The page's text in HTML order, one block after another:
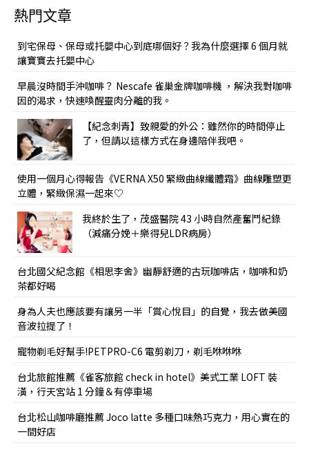
熱門文章
到宅保母、保母或托嬰中心到底哪個好？我為什麼選擇 6 個月就
讓寶寶去托嬰中心
早晨沒時間手沖咖啡？ Nescafe 雀巢金牌咖啡機 ，解決我對咖啡
因的渴求，快速喚醒靈肉分離的我。
【紀念刺青】致親愛的外公：雖然你的時間停止
了，但請以這樣方式在身邊陪伴我吧。
使用一個月心得報告《VERNA X50 緊緻曲線纖體霜》曲線雕塑更
立體，緊緻保濕一起來♡
我終於生了，茂盛醫院 43 小時自然產奮鬥紀錄
（減痛分娩＋樂得兒LDR病房）
台北國父紀念館《相思李舍》幽靜舒適的古玩咖啡店，咖啡和奶
茶都好喝
身為人夫也應該要有讓另一半「賞心悅目」的自覺，我去做美國
音波拉提了！
寵物剃毛好幫手!PETPRO-C6 電剪剃刀，剃毛咻咻咻
台北旅館推薦《雀客旅館 check in hotel》美式工業 LOFT 裝
潢，行天宮站 1 分鐘＆有停車場
台北松山咖啡廳推薦 Joco latte 多種口味熱巧克力，用心實在的
一間好店